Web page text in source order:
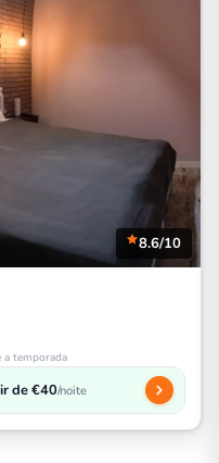
8.6/10
a temporada
de €40/noite